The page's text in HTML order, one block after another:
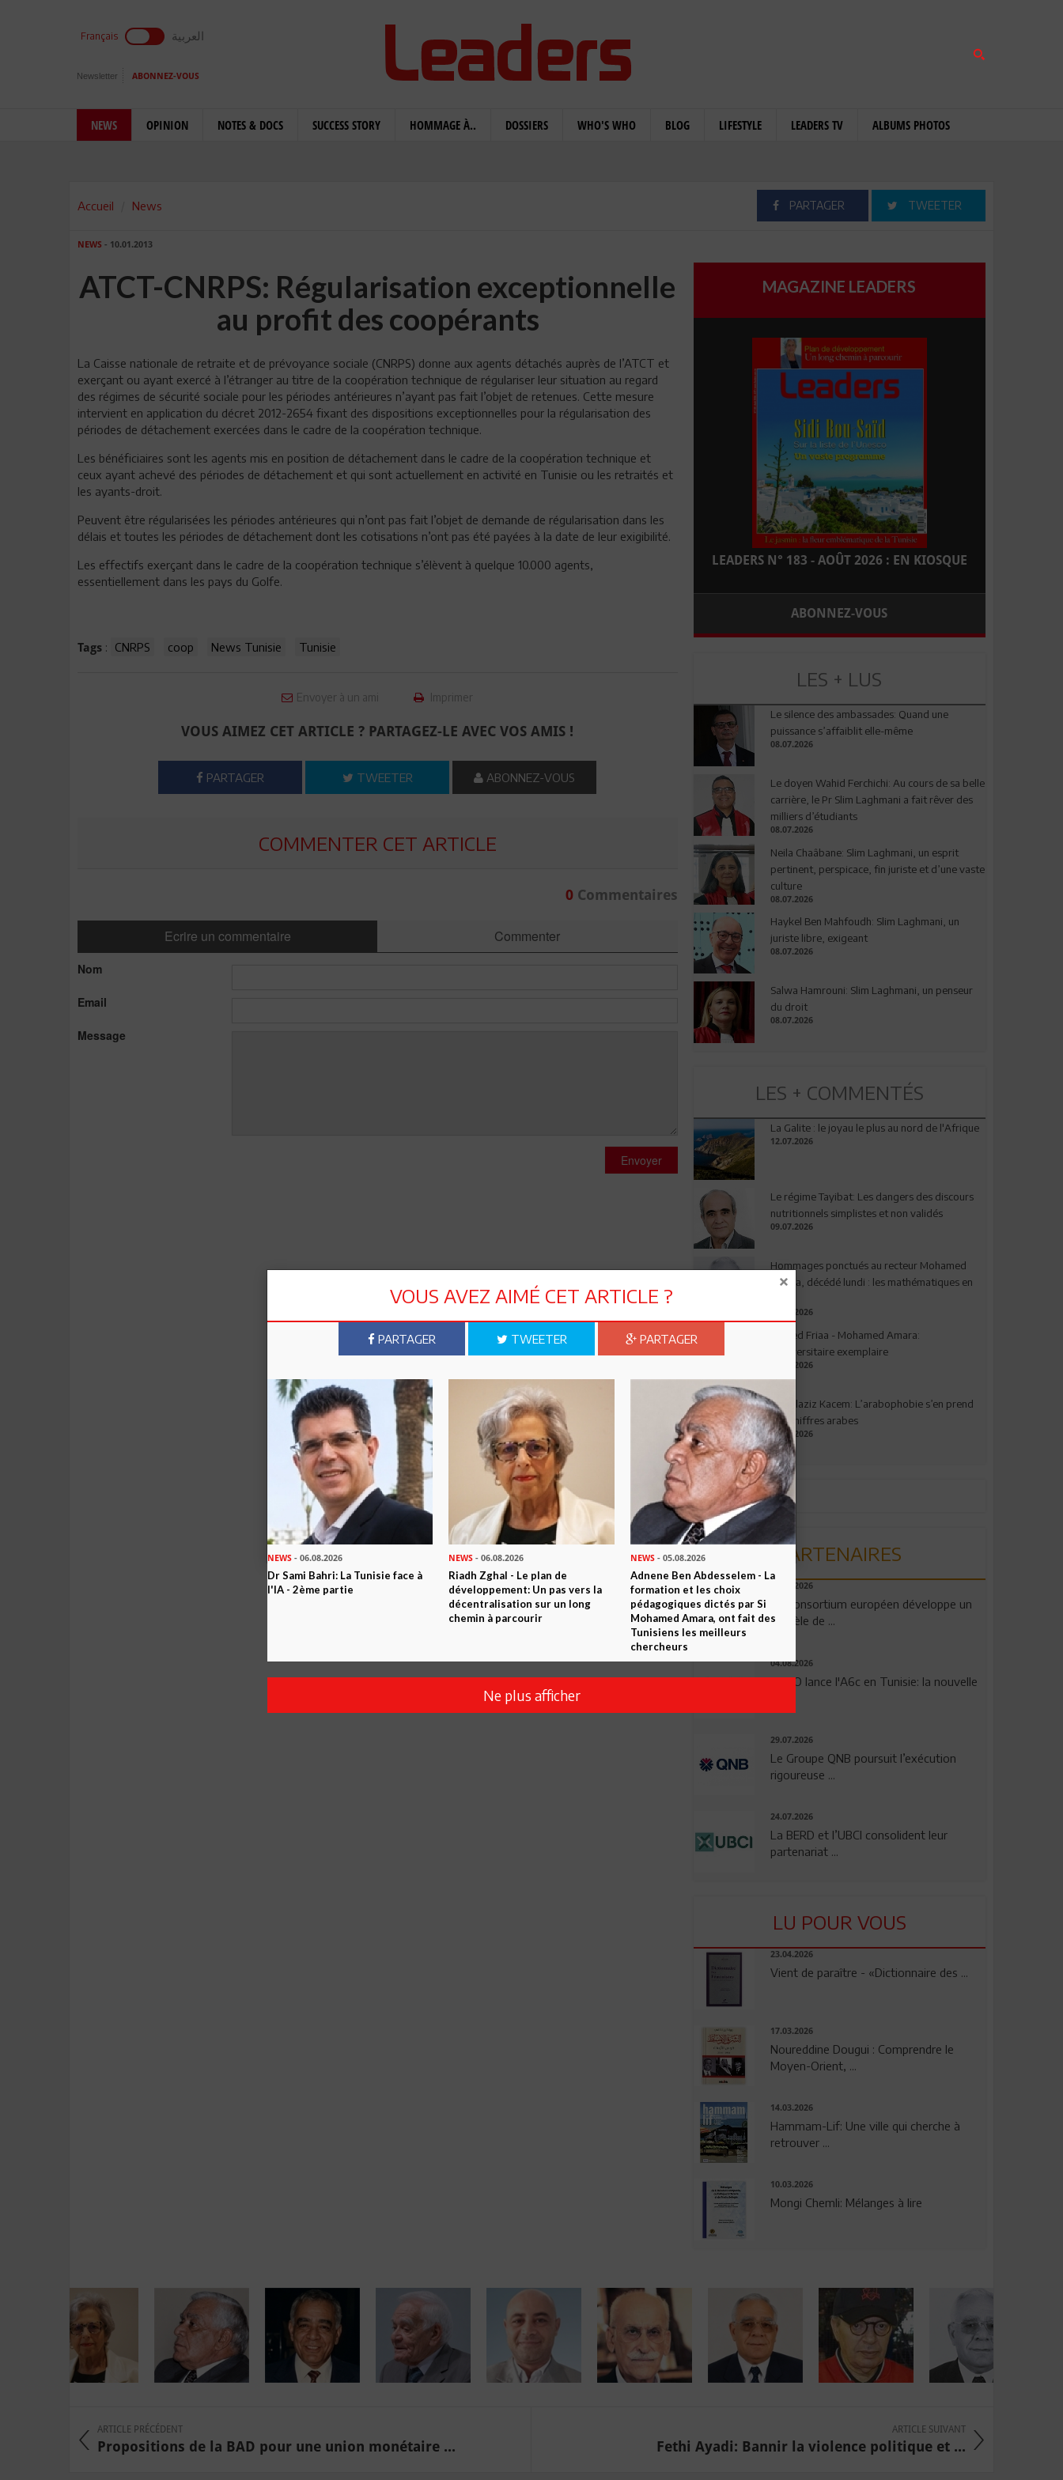
Français العربية
Newsletter ABONNEZ-VOUS
NEWS OPINION NOTES & DOCS SUCCESS STORY HOMMAGE À.. DOSSIERS WHO'S WHO BLOG LIFESTYLE LEADERS TV ALBUMS PHOTOS
Accueil News PARTAGER TWEETER
NEWS - 10.01.2013
ATCT-CNRPS: Régularisation exceptionnelle
au profit des coopérants
La Caisse nationale de retraite et de prévoyance sociale (CNRPS) donne aux agents détachés auprès de l’ATCT et
exerçant ou ayant exercé à l’étranger au titre de la coopération technique de régulariser leur situation au regard
des régimes de sécurité sociale pour les périodes antérieures n’ayant pas fait l’objet de retenues. Cette mesure
intervient en application du décret 2012-2654 fixant des dispositions exceptionnelles pour la régularisation des
périodes de détachement exercées dans le cadre de la coopération technique.
Les bénéficiaires sont les agents mis en position de détachement dans le cadre de la coopération technique et
ceux ayant achevé des périodes de détachement et qui sont actuellement en activité en Tunisie ou les retraités et
les ayants-droit.
Peuvent être régularisées les périodes antérieures qui n’ont pas fait l’objet de demande de régularisation dans les
délais et toutes les périodes de détachement dont les cotisations n’ont pas été payées à la date de leur exigibilité.
Les effectifs exerçant dans le cadre de la coopération technique s’élèvent à quelque 10.000 agents,
essentiellement dans les pays du Golfe.
Tags : CNRPS coop News Tunisie Tunisie
Envoyer à un ami Imprimer
VOUS AIMEZ CET ARTICLE ? PARTAGEZ-LE AVEC VOS AMIS !
PARTAGER TWEETER ABONNEZ-VOUS
COMMENTER CET ARTICLE
0Commentaires
Ecrire un commentaire Commenter
Nom
Email
Message
Envoyer
MAGAZINE LEADERS
LEADERS N° 183 - AOÛT 2026 : EN KIOSQUE
ABONNEZ-VOUS
LES + LUS
Le silence des ambassades: Quand une
puissance s’affaiblit elle-même
08.07.2026
Le doyen Wahid Ferchichi: Au cours de sa belle
carrière, le Pr Slim Laghmani a fait rêver des
milliers d’étudiants
08.07.2026
Neila Chaâbane: Slim Laghmani, un esprit
pertinent, perspicace, fin juriste et d’une vaste
culture
08.07.2026
Haykel Ben Mahfoudh: Slim Laghmani, un
juriste libre, exigeant
08.07.2026
Salwa Hamrouni: Slim Laghmani, un penseur
du droit
08.07.2026
LES + COMMENTÉS
La Galite : le joyau le plus au nord de l'Afrique
12.07.2026
Le régime Tayibat: Les dangers des discours
nutritionnels simplistes et non validés
09.07.2026
Hommages ponctués au recteur Mohamed
Amara, décédé lundi : les mathématiques en
03.08.2026
Ahmed Friaa - Mohamed Amara:
l’Universitaire exemplaire
04.08.2026
Abdelaziz Kacem: L’arabophobie s’en prend
aux chiffres arabes
09.07.2026
PARTENAIRES
06.08.2026
Un consortium européen développe un
modèle de ...
04.08.2026
OPPO lance l'A6c en Tunisie: la nouvelle
29.07.2026
Le Groupe QNB poursuit l’exécution
rigoureuse ...
24.07.2026
La BERD et l’UBCI consolident leur
partenariat ...
LU POUR VOUS
23.04.2026
Vient de paraître - «Dictionnaire des ...
17.03.2026
Noureddine Dougui : Comprendre le
Moyen-Orient, ...
14.03.2026
Hammam-Lif: Une ville qui cherche à
retrouver ...
10.03.2026
Mongi Chemli: Mélanges à lire
ARTICLE PRÉCÉDENT
Propositions de la BAD pour une union monétaire ...
ARTICLE SUIVANT
Fethi Ayadi: Bannir la violence politique et ...
VOUS AVEZ AIMÉ CET ARTICLE ?
PARTAGER TWEETER PARTAGER
NEWS - 06.08.2026
Dr Sami Bahri: La Tunisie face à
l'IA - 2ème partie
NEWS - 06.08.2026
Riadh Zghal - Le plan de
développement: Un pas vers la
décentralisation sur un long
chemin à parcourir
NEWS- 05.08.2026
Adnene Ben Abdesselem - La
formation et les choix
pédagogiques dictés par Si
Mohamed Amara, ont fait des
Tunisiens les meilleurs
chercheurs
Ne plus afficher